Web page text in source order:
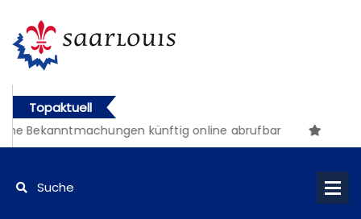
Topaktuell
Bekanntmachungen künftig online abrufbar